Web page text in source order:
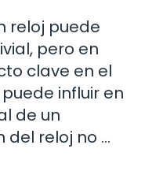
reloj puede
pero en
clave en el
influir en
de un
del reloj no …